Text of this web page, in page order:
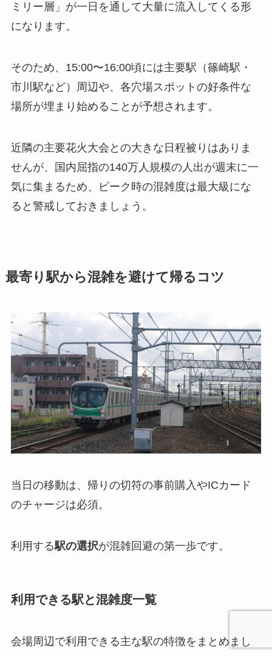
ミリー層」が一日を通して大量に流入してくる形
になります。
そのため、15:00〜16:00頃には主要駅（篠崎駅・
市川駅など）周辺や、各穴場スポットの好条件な
場所が埋まり始めることが予想されます。
近隣の主要花火大会との大きな日程被りはありま
せんが、国内屈指の140万人規模の人出が週末に一
気に集まるため、ピーク時の混雑度は最大級にな
ると警戒しておきましょう。
最寄り駅から混雑を避けて帰るコツ
当日の移動は、帰りの切符の事前購入やICカード
のチャージは必須。
利用する駅の選択が混雑回避の第一歩です。
利用できる駅と混雑度一覧
会場周辺で利用できる主な駅の特徴をまとめまし